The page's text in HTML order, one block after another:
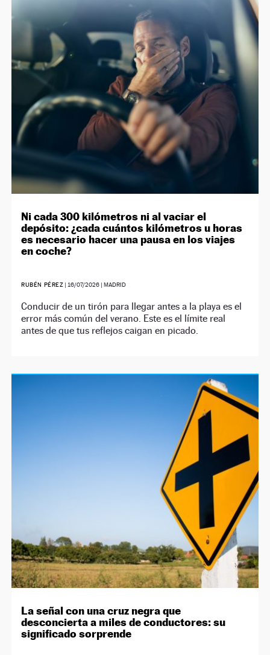
Ni cada 300 kilómetros ni al vaciar el
depósito: ¿cada cuántos kilómetros u horas
es necesario hacer una pausa en los viajes
en coche?
RUBÉN PÉREZ | 16/07/2026 | MADRID
Conducir de un tirón para llegar antes a la playa es el
error más común del verano. Este es el límite real
antes de que tus reflejos caigan en picado.
La señal con una cruz negra que
desconcierta a miles de conductores: su
significado sorprende